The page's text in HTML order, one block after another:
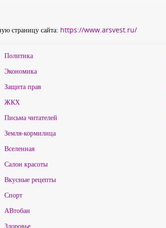
страницу сайта: https://www.arsvest.ru/
Политика
Экономика
Защита прав
ЖКХ
Письма читателей
Земля-кормилица
Вселенная
Салон красоты
Вкусные рецепты
Спорт
АВтобан
Здоровье